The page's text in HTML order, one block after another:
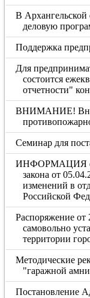
В Архангельской
деловую
Поддержка
Для
состоится
отчетности"
ВНИМАНИЕ!
Семинар для
ИНФОРМАЦИЯ о
закона от
изменений в
Российской
Распоряжение
самовольно
территории
Методические
"гаражной
Постановление